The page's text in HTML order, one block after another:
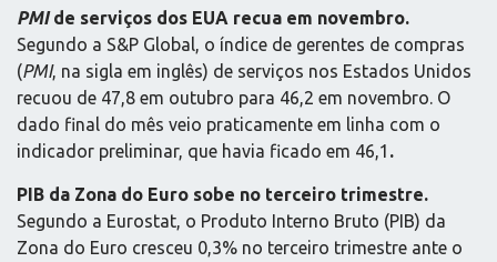
PMIde serviços dos EUA recua em novembro.
Segundo a S&P Global, o índice de gerentes de compras
(PMI, na sigla em inglês) de serviços nos Estados Unidos
recuou de 47,8 em outubro para 46,2 em novembro. O
dado final do mês veio praticamente em linha com o
indicador preliminar, que havia ficado em 46,1 .
PIB da Zona do Euro sobe no terceiro trimestre.
Segundo a Eurostat, o Produto Interno Bruto (PIB) da
Zona do Euro cresceu 0,3% no terceiro trimestre ante o